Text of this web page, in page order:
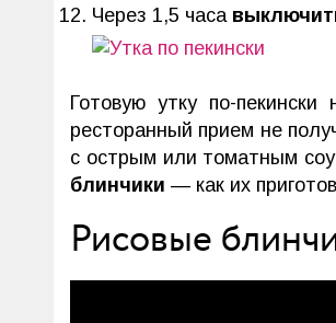
Через 1,5 часа
Готовую утку по-
ресторанный прием не
с острым или томатным
блинчики — как их
Рисовые